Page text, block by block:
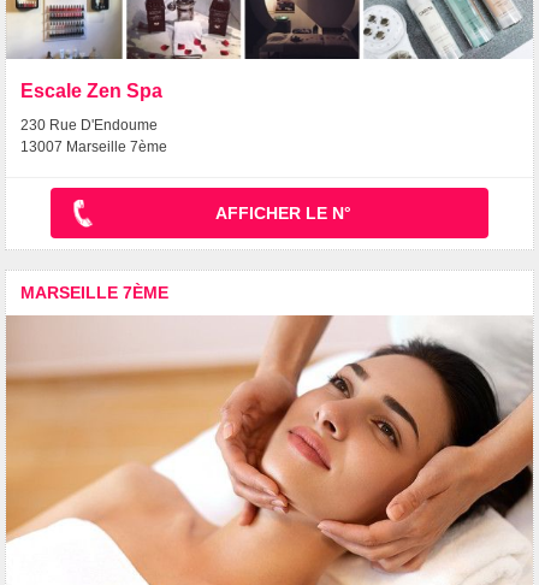
Escale Zen Spa
230 Rue D'Endoume
13007 Marseille 7ème
AFFICHER LE N°
MARSEILLE 7ÈME